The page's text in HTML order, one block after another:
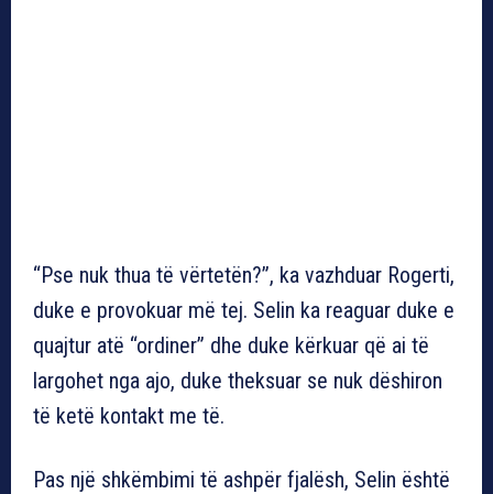
“Pse nuk thua të vërtetën?”, ka vazhduar Rogerti,
duke e provokuar më tej. Selin ka reaguar duke e
quajtur atë “ordiner” dhe duke kërkuar që ai të
largohet nga ajo, duke theksuar se nuk dëshiron
të ketë kontakt me të.
Pas një shkëmbimi të ashpër fjalësh, Selin është